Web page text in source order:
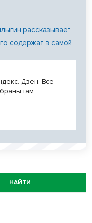
рассказывает
содержат в самой
Дзен. Все
там.
НАЙТИ